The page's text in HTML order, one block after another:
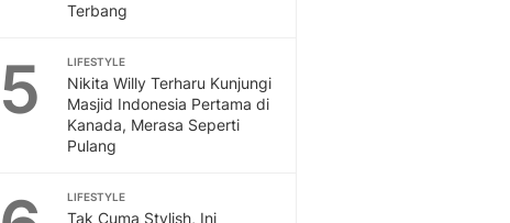
Terbang
5 LIFESTYLE
Nikita Willy Terharu Kunjungi
Masjid Indonesia Pertama di
Kanada, Merasa Seperti
Pulang
LIFESTYLE
Tak Cuma Stylish, Ini